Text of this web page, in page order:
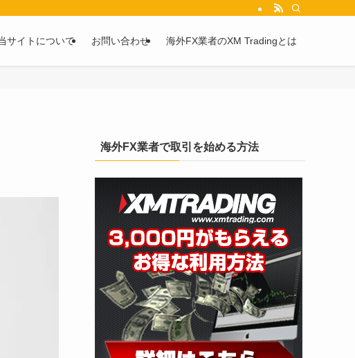
コミや評判を2chや5chからピックアップしています。
サイトについて お問い合わせ 海外FX業者のXM Tradingとは
海外FX業者で取引を始める方法